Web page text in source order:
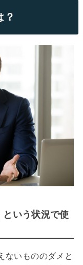
？
という状況で使
ないもののダメと